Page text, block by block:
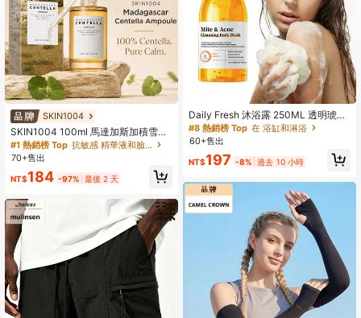
SKIN1004
SKIN1004 100ml 馬達加斯加積雪草
深層修復精華液，保濕修復，面部精
華，不刺激，面部護理，男女皆宜，
日夜使用
#1 熱銷榜 Top
抗敏感 精華液和臉部護理
70+售出
NT$184 -97% 最後 2 天
Daily Fresh 沐浴露 250ML 透明琥珀
色 壓頭瓶裝 日常沐浴清潔液 清爽潔
淨感
#8 熱銷榜 Top
在 浴缸和淋浴
幾乎賣完了！
#8 熱銷榜 Top 在 浴缸和淋浴
幾乎賣完了！
#8 熱銷榜 Top 在 浴缸和淋浴
幾乎賣完了！
#8 熱銷榜 Top
幾乎賣完了！
60+售出
NT$197 -8% 過去 10 小時